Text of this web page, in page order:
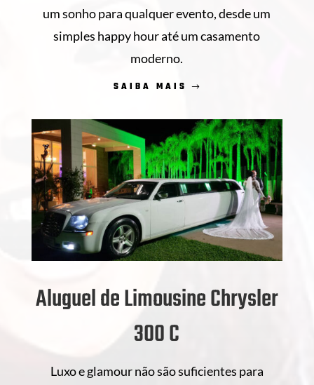
um sonho para qualquer evento, desde um
simples happy hour até um casamento
moderno.
SAIBA MAIS
Aluguel de Limousine Chrysler
300 C
Luxo e glamour não são suficientes para